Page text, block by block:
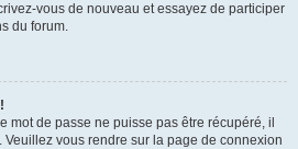
vous de nouveau et essayez de participer
du forum.
mot de passe ne puisse pas être récupéré, il
vous rendre sur la page de connexion